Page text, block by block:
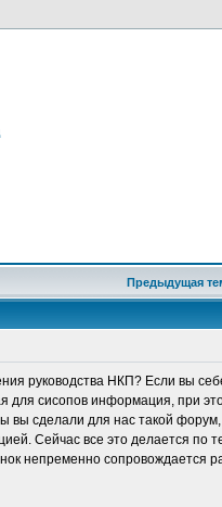
Предыдущая
руководства НКП? Если вы
для сисопов информация, при
вы сделали для нас такой
Сейчас все это делается по
непременно сопровождается